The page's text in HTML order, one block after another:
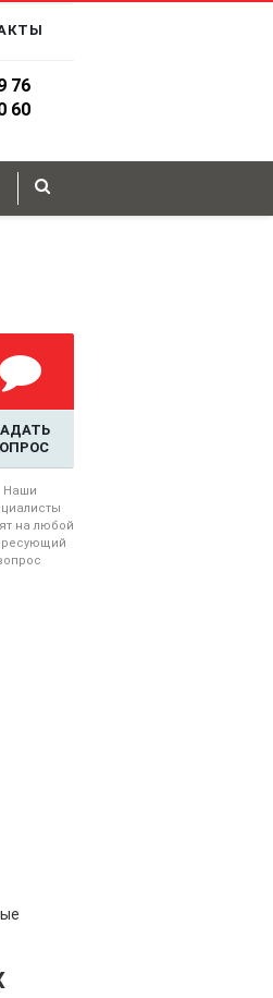
76
60
Наши
на любой